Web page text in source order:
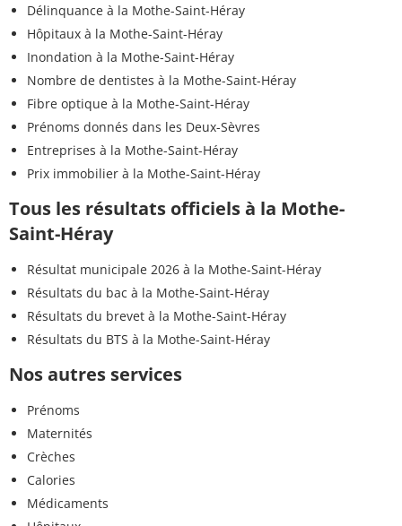
Délinquance à la Mothe-Saint-Héray
Hôpitaux à la Mothe-Saint-Héray
Inondation à la Mothe-Saint-Héray
Nombre de dentistes à la Mothe-Saint-Héray
Fibre optique à la Mothe-Saint-Héray
Prénoms donnés dans les Deux-Sèvres
Entreprises à la Mothe-Saint-Héray
Prix immobilier à la Mothe-Saint-Héray
Tous les résultats officiels à la Mothe-
Saint-Héray
Résultat municipale 2026 à la Mothe-Saint-Héray
Résultats du bac à la Mothe-Saint-Héray
Résultats du brevet à la Mothe-Saint-Héray
Résultats du BTS à la Mothe-Saint-Héray
Nos autres services
Prénoms
Maternités
Crèches
Calories
Médicaments